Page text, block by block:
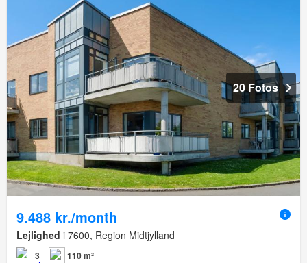
20 Fotos
9.488 kr./month
Lejlighed i 7600, Region Midtjylland
3
110 m²